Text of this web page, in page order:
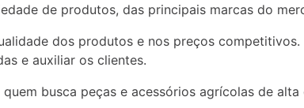
de produtos, das principais marcas do
dos produtos e nos preços
e auxiliar os clientes.
busca peças e acessórios agrícolas de